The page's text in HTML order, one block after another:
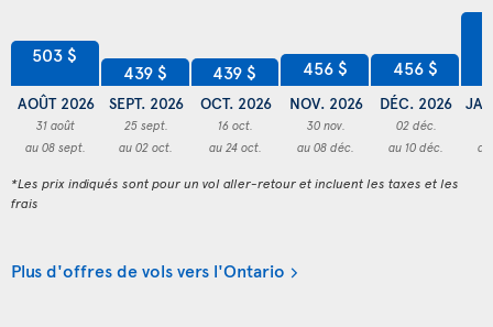
503 $
AOÛT 2026
31 août
au 08 sept.
439 $
SEPT. 2026
25 sept.
au 02 oct.
439 $
OCT. 2026
16 oct.
au 24 oct.
456 $
NOV. 2026
30 nov.
au 08 déc.
456 $
DÉC. 2026
02 déc.
au 10 déc.
*Les prix indiqués sont pour un vol aller-retour et incluent les taxes et les
frais
Plus d'offres de vols vers l'Ontario